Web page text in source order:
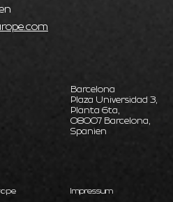
Barcelona
Plaza Universidad 3,
Planta 6ta,
08007 Barcelona,
Spanien
Impressum